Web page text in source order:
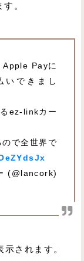
。
Apple Payに
いできまし
ez-linkカー
で全世界で
(@lancork)
されます。